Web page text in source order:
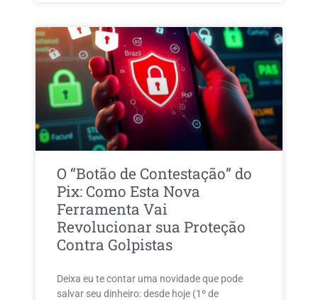
O “Botão de Contestação” do
Pix: Como Esta Nova
Ferramenta Vai
Revolucionar sua Proteção
Contra Golpistas
Deixa eu te contar uma novidade que pode
salvar seu dinheiro: desde hoje (1º de